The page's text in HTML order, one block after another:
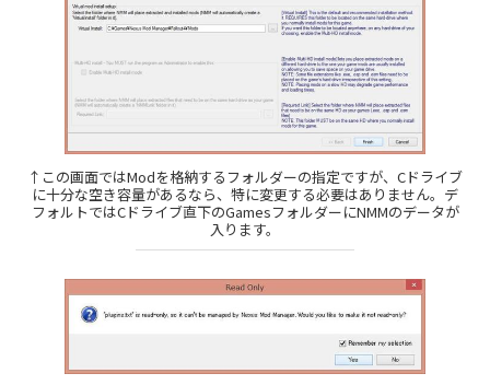
↑この画面ではModを格納するフォルダーの指定ですが、Cドライブ
に十分な空き容量があるなら、特に変更する必要はありません。デ
フォルトではCドライブ直下のGamesフォルダーにNMMのデータが
入ります。